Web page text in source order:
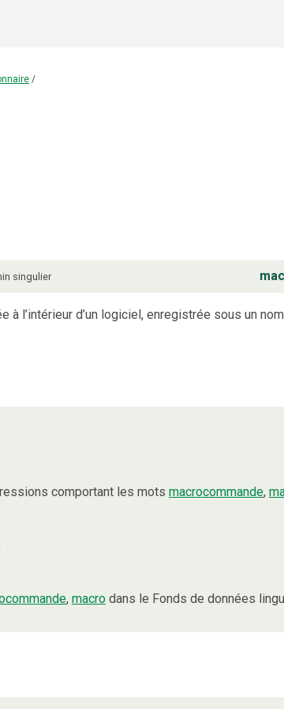
/
singulier
à l’intérieur d’un logiciel, enregistrée sous un
comportant les mots macrocommande,
, macrodans le Fonds de données